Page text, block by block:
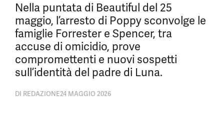
Nella puntata di Beautiful del 25
maggio, l’arresto di Poppy sconvolge le
famiglie Forrester e Spencer, tra
accuse di omicidio, prove
compromettenti e nuovi sospetti
sull’identità del padre di Luna.
DI REDAZIONE24 MAGGIO 2026